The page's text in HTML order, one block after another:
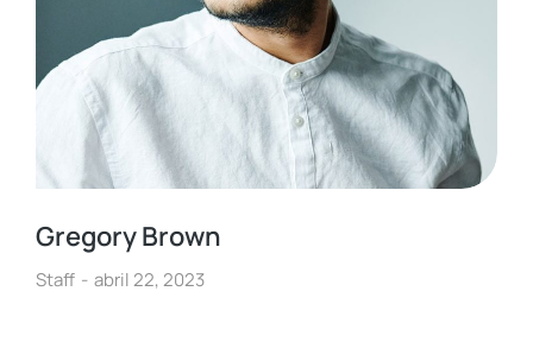
Gregory Brown
Staff abril 22, 2023